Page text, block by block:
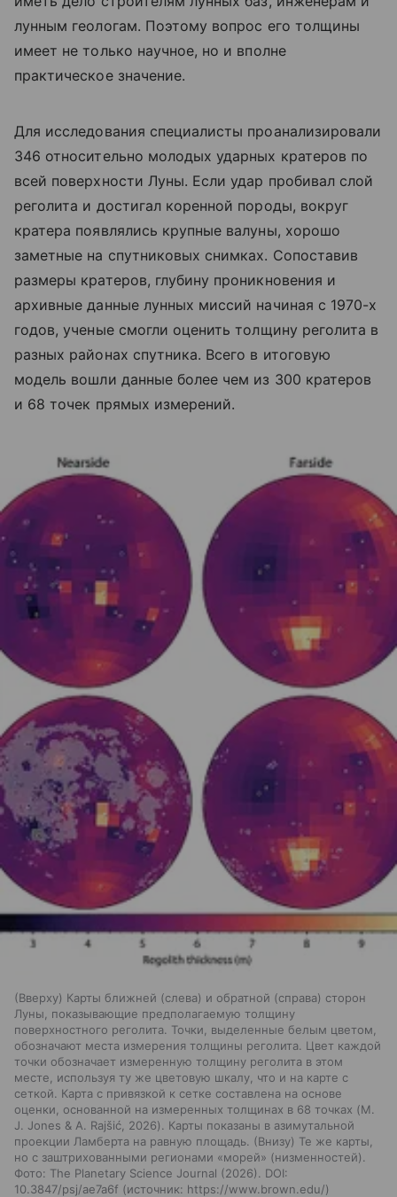
лунным геологам. Поэтому вопрос его толщины
имеет не только научное, но и вполне
практическое значение.
Для исследования специалисты проанализировали
346 относительно молодых ударных кратеров по
всей поверхности Луны. Если удар пробивал слой
реголита и достигал коренной породы, вокруг
кратера появлялись крупные валуны, хорошо
заметные на спутниковых снимках. Сопоставив
размеры кратеров, глубину проникновения и
архивные данные лунных миссий начиная с 1970-х
годов, ученые смогли оценить толщину реголита в
разных районах спутника. Всего в итоговую
модель вошли данные более чем из 300 кратеров
и 68 точек прямых измерений.
(Вверху) Карты ближней (слева) и обратной (справа) сторон
Луны, показывающие предполагаемую толщину
поверхностного реголита. Точки, выделенные белым цветом,
обозначают места измерения толщины реголита. Цвет каждой
точки обозначает измеренную толщину реголита в этом
месте, используя ту же цветовую шкалу, что и на карте с
сеткой. Карта с привязкой к сетке составлена на основе
оценки, основанной на измеренных толщинах в 68 точках (M.
J. Jones & A. Rajšić, 2026). Карты показаны в азимутальной
проекции Ламберта на равную площадь. (Внизу) Те же карты,
но с заштрихованными регионами «морей» (низменностей).
Фото: The Planetary Science Journal (2026). DOI:
10.3847/psj/ae7a6f
источник: https://www.brown.edu/